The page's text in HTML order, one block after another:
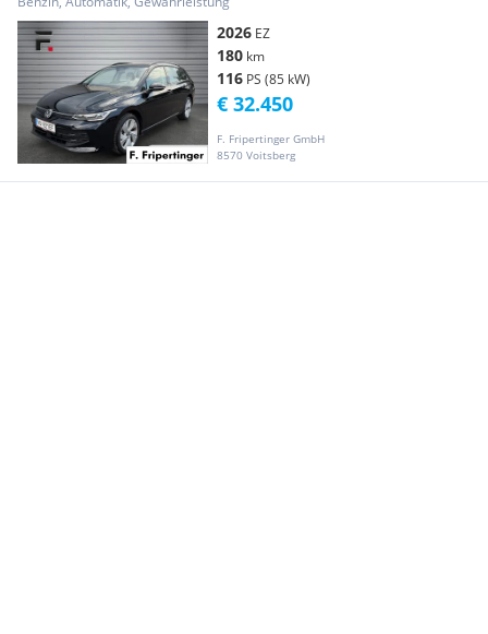
2026 EZ
180 km
116 PS (85 kW)
F. Fripertinger GmbH
8570 Voitsberg
€ 32.450